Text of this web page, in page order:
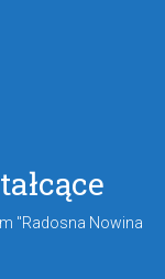
"Radosna Nowina